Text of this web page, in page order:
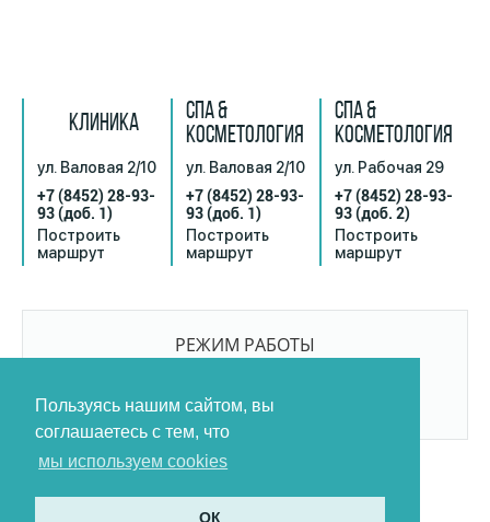
Пользуясь нашим сайтом, вы
соглашаетесь с тем, что
мы используем cookies
ОК
КЛИНИКА
ул. Валовая 2/10
+7 (8452) 28-93-
93(доб. 1)
Построить
маршрут
СПА &
КОСМЕТОЛОГИЯ
ул. Валовая 2/10
+7 (8452) 28-93-
93(доб. 1)
Построить
маршрут
СПА &
КОСМЕТОЛОГИЯ
ул. Рабочая 29
+7 (8452) 28-93-
93(доб. 2)
Построить
маршрут
РЕЖИМ РАБОТЫ
БЕЗ ПЕРЕРЫВОВ И ВЫХОДНЫХ